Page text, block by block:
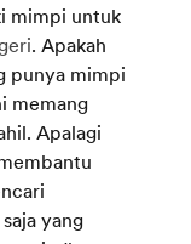
mimpi untuk
. Apakah
punya mimpi
memang
Apalagi
yang